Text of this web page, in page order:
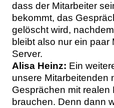
dass der Mitarbeiter
bekommt, das
gelöscht wird,
bleibt also nur ein paar
Server.
Alisa Heinz: Ein
unsere Mitarbeitenden
Gesprächen mit
brauchen. Denn dann